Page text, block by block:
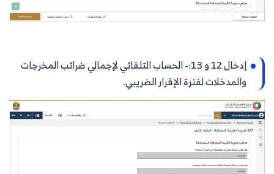
إدخال 12 و 13:- الحساب التلقائي لإجمالي ضرائب المخرجات
والمدخلات لفترة الإقرار الضريبي.